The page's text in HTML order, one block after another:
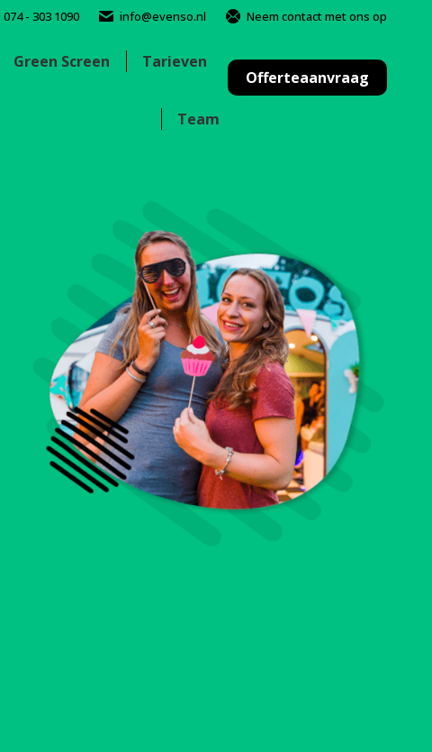
074 - 303 1090 info@evenso.nl Neem contact met ons op
Green Screen Tarieven
Team
Offerteaanvraag